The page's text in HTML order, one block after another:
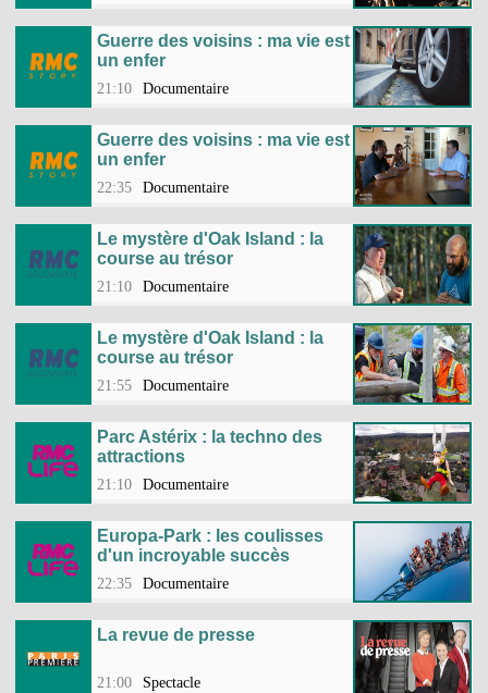
Guerre des voisins : ma vie est
un enfer
21:10 Documentaire
Guerre des voisins : ma vie est
un enfer
22:35 Documentaire
Le mystère d'Oak Island : la
course au trésor
21:10 Documentaire
Le mystère d'Oak Island : la
course au trésor
21:55 Documentaire
Parc Astérix : la techno des
attractions
21:10 Documentaire
Europa-Park : les coulisses
d'un incroyable succès
22:35 Documentaire
La revue de presse
21:00 Spectacle